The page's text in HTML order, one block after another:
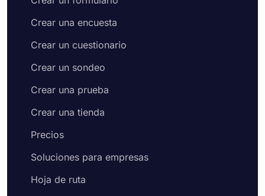
Crear una encuesta
Crear un cuestionario
Crear un sondeo
Crear una prueba
Crear una tienda
Precios
Soluciones para empresas
Hoja de ruta